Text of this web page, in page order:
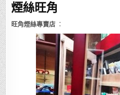
煙絲旺角
旺角煙絲專賣店 ：